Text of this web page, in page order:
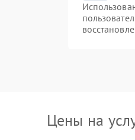
Цены на